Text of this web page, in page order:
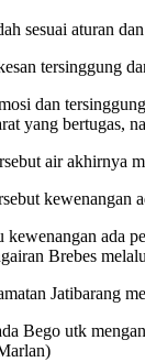
sesuai aturan
tersinggung
dan
yang bertugas,
air akhirnya
Brebes
Jatibarang
Bego utk